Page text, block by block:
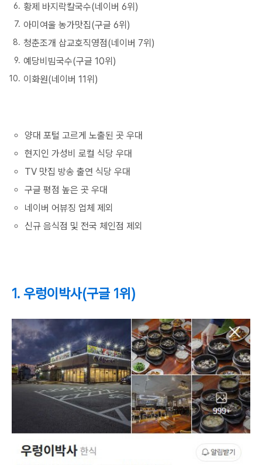
황제 바지락칼국수(네이버 6위)
아미여울 농가맛집(구글 6위)
청춘조개 삽교호직영점(네이버 7위)
예당비빔국수(구글 10위)
이화원(네이버 11위)
양대 포털 고르게 노출된 곳 우대
현지인 가성비 로컬 식당 우대
TV 맛집 방송 출연 식당 우대
구글 평점 높은 곳 우대
네이버 어뷰징 업체 제외
신규 음식점 및 전국 체인점 제외
1. 우렁이박사(구글 1위)